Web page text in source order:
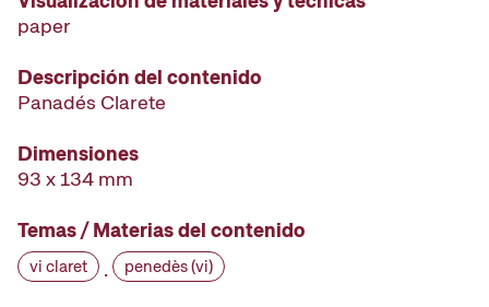
paper
Descripción del contenido
Panadés Clarete
Dimensiones
93 x 134 mm
Temas / Materias del contenido
vi claret · penedès (vi)